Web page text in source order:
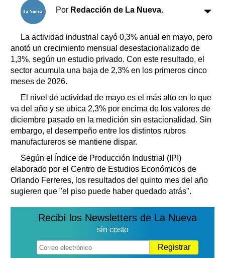
Por Redacción de La Nueva.
La actividad industrial cayó 0,3% anual en mayo, pero
anotó un crecimiento mensual desestacionalizado de
1,3%, según un estudio privado. Con este resultado, el
sector acumula una baja de 2,3% en los primeros cinco
meses de 2026.
El nivel de actividad de mayo es el más alto en lo que
va del año y se ubica 2,3% por encima de los valores de
diciembre pasado en la medición sin estacionalidad. Sin
embargo, el desempeño entre los distintos rubros
manufactureros se mantiene dispar.
Según el Índice de Producción Industrial (IPI)
elaborado por el Centro de Estudios Económicos de
Orlando Ferreres, los resultados del quinto mes del año
sugieren que "el piso puede haber quedado atrás".
Recibí los Newsletters de La Nueva
sin costo
Registrar